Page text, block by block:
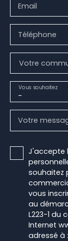
Email
Téléphone
Votre
-
Vous souhaitez
Votre
J'accepte
souhaitez
vous
au
L223-1 du
Internet
adressé à :